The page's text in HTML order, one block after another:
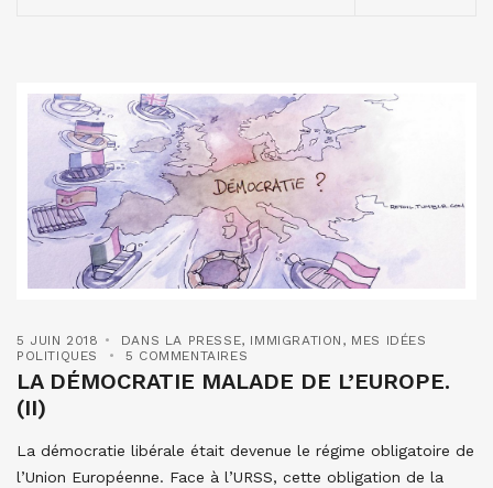
5 JUIN 2018 DANS LA PRESSE, IMMIGRATION , MES IDÉES
POLITIQUES
5 COMMENTAIRES
LA DÉMOCRATIE MALADE DE L’EUROPE.
(II)
La démocratie libérale était devenue le régime obligatoire de
l’Union Européenne. Face à l’URSS, cette obligation de la